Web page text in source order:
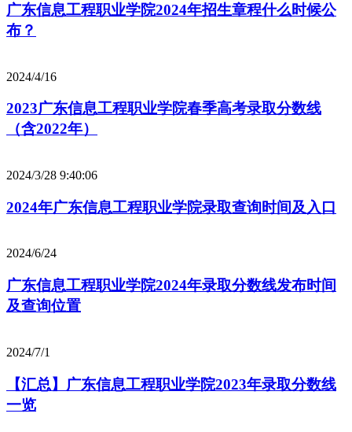
广东信息工程职业学院2024年招生章程什么时候公
布？
2024/4/16
2023广东信息工程职业学院春季高考录取分数线
（含2022年）
2024/3/28 9:40:06
2024年广东信息工程职业学院录取查询时间及入口
2024/6/24
广东信息工程职业学院2024年录取分数线发布时间
及查询位置
2024/7/1
【汇总】广东信息工程职业学院2023年录取分数线
一览